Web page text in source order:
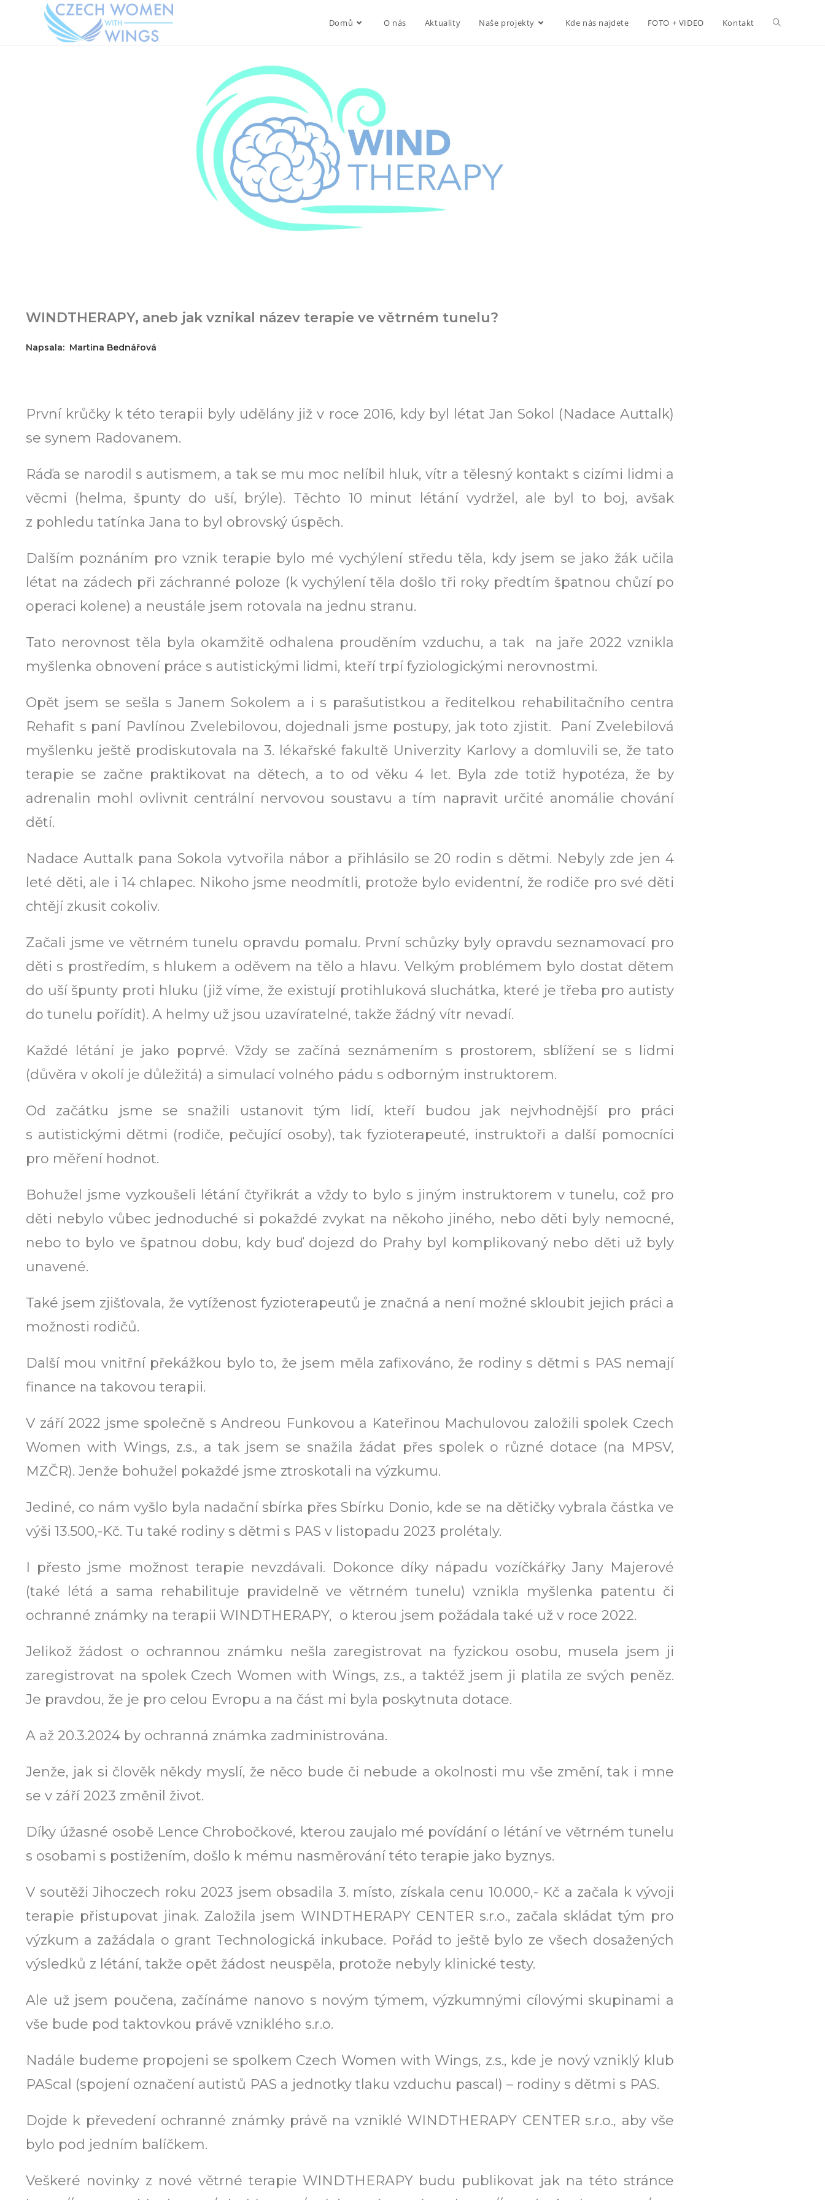
Domů O nás Aktuality Naše projekty Kde nás najdete FOTO + VIDEO Kontakt
WINDTHERAPY, aneb jak vznikal název terapie ve větrném tunelu?
Napsala: Martina Bednářová
První krůčky k této terapii byly udělány již v roce 2016, kdy byl létat Jan Sokol (Nadace Auttalk)
se synem Radovanem.
Ráďa se narodil s autismem, a tak se mu moc nelíbil hluk, vítr a tělesný kontakt s cizími lidmi a
věcmi (helma, špunty do uší, brýle). Těchto 10 minut létání vydržel, ale byl to boj, avšak
z pohledu tatínka Jana to byl obrovský úspěch.
Dalším poznáním pro vznik terapie bylo mé vychýlení středu těla, kdy jsem se jako žák učila
létat na zádech při záchranné poloze (k vychýlení těla došlo tři roky předtím špatnou chůzí po
operaci kolene) a neustále jsem rotovala na jednu stranu.
Tato nerovnost těla byla okamžitě odhalena prouděním vzduchu, a tak na jaře 2022 vznikla
myšlenka obnovení práce s autistickými lidmi, kteří trpí fyziologickými nerovnostmi.
Opět jsem se sešla s Janem Sokolem a i s parašutistkou a ředitelkou rehabilitačního centra
Rehafit s paní Pavlínou Zvelebilovou, dojednali jsme postupy, jak toto zjistit. Paní Zvelebilová
myšlenku ještě prodiskutovala na 3. lékařské fakultě Univerzity Karlovy a domluvili se, že tato
terapie se začne praktikovat na dětech, a to od věku 4 let. Byla zde totiž hypotéza, že by
adrenalin mohl ovlivnit centrální nervovou soustavu a tím napravit určité anomálie chování
dětí.
Nadace Auttalk pana Sokola vytvořila nábor a přihlásilo se 20 rodin s dětmi. Nebyly zde jen 4
leté děti, ale i 14 chlapec. Nikoho jsme neodmítli, protože bylo evidentní, že rodiče pro své děti
chtějí zkusit cokoliv.
Začali jsme ve větrném tunelu opravdu pomalu. První schůzky byly opravdu seznamovací pro
děti s prostředím, s hlukem a oděvem na tělo a hlavu. Velkým problémem bylo dostat dětem
do uší špunty proti hluku (již víme, že existují protihluková sluchátka, které je třeba pro autisty
do tunelu pořídit). A helmy už jsou uzavíratelné, takže žádný vítr nevadí.
Každé létání je jako poprvé. Vždy se začíná seznámením s prostorem, sblížení se s lidmi
(důvěra v okolí je důležitá) a simulací volného pádu s odborným instruktorem.
Od začátku jsme se snažili ustanovit tým lidí, kteří budou jak nejvhodnější pro práci
s autistickými dětmi (rodiče, pečující osoby), tak fyzioterapeuté, instruktoři a další pomocníci
pro měření hodnot.
Bohužel jsme vyzkoušeli létání čtyřikrát a vždy to bylo s jiným instruktorem v tunelu, což pro
děti nebylo vůbec jednoduché si pokaždé zvykat na někoho jiného, nebo děti byly nemocné,
nebo to bylo ve špatnou dobu, kdy buď dojezd do Prahy byl komplikovaný nebo děti už byly
unavené.
Také jsem zjišťovala, že vytíženost fyzioterapeutů je značná a není možné skloubit jejich práci a
možnosti rodičů.
Další mou vnitřní překážkou bylo to, že jsem měla zafixováno, že rodiny s dětmi s PAS nemají
finance na takovou terapii.
V září 2022 jsme společně s Andreou Funkovou a Kateřinou Machulovou založili spolek Czech
Women with Wings, z.s., a tak jsem se snažila žádat přes spolek o různé dotace (na MPSV,
MZČR). Jenže bohužel pokaždé jsme ztroskotali na výzkumu.
Jediné, co nám vyšlo byla nadační sbírka přes Sbírku Donio, kde se na dětičky vybrala částka ve
výši 13.500,-Kč. Tu také rodiny s dětmi s PAS v listopadu 2023 prolétaly.
I přesto jsme možnost terapie nevzdávali. Dokonce díky nápadu vozíčkářky Jany Majerové
(také létá a sama rehabilituje pravidelně ve větrném tunelu) vznikla myšlenka patentu či
ochranné známky na terapii WINDTHERAPY, o kterou jsem požádala také už v roce 2022.
Jelikož žádost o ochrannou známku nešla zaregistrovat na fyzickou osobu, musela jsem ji
zaregistrovat na spolek Czech Women with Wings, z.s., a taktéž jsem ji platila ze svých peněz.
Je pravdou, že je pro celou Evropu a na část mi byla poskytnuta dotace.
A až 20.3.2024 by ochranná známka zadministrována.
Jenže, jak si člověk někdy myslí, že něco bude či nebude a okolnosti mu vše změní, tak i mne
se v září 2023 změnil život.
Díky úžasné osobě Lence Chrobočkové, kterou zaujalo mé povídání o létání ve větrném tunelu
s osobami s postižením, došlo k mému nasměrování této terapie jako byznys.
V soutěži Jihoczech roku 2023 jsem obsadila 3. místo, získala cenu 10.000,- Kč a začala k vývoji
terapie přistupovat jinak. Založila jsem WINDTHERAPY CENTER s.r.o., začala skládat tým pro
výzkum a zažádala o grant Technologická inkubace. Pořád to ještě bylo ze všech dosažených
výsledků z létání, takže opět žádost neuspěla, protože nebyly klinické testy.
Ale už jsem poučena, začínáme nanovo s novým týmem, výzkumnými cílovými skupinami a
vše bude pod taktovkou právě vzniklého s.r.o.
Nadále budeme propojeni se spolkem Czech Women with Wings, z.s., kde je nový vzniklý klub
PAScal (spojení označení autistů PAS a jednotky tlaku vzduchu pascal) – rodiny s dětmi s PAS.
Dojde k převedení ochranné známky právě na vzniklé WINDTHERAPY CENTER s.r.o., aby vše
bylo pod jedním balíčkem.
Veškeré novinky z nové větrné terapie WINDTHERAPY budu publikovat jak na této stránce